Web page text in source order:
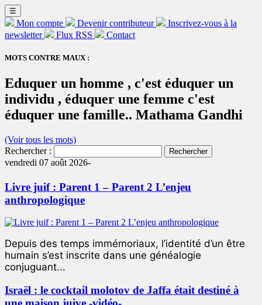
☰
Mon compte Devenir contributeur
Inscrivez-vous à la
newsletter
Flux RSS Contact
MOTS CONTRE MAUX :
Eduquer un homme , c'est éduquer un
individu , éduquer une femme c'est
éduquer une famille.. Mathama Gandhi
(Voir tous les mots)
Rechercher :
vendredi 07 août 2026-
Livre juif : Parent 1 – Parent 2 L’enjeu
anthropologique
Depuis des temps immémoriaux, l’identité d’un être
humain s’est inscrite dans une généalogie
conjuguant...
Israël : le cocktail molotov de Jaffa était destiné à